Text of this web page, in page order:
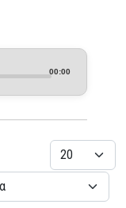
00:00